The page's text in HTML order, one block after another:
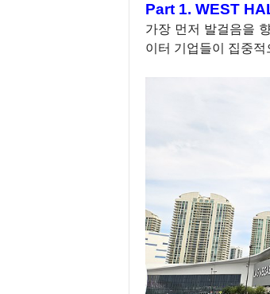
Part 1. WEST
가장 먼저 발걸음을
이터 기업들이 집중